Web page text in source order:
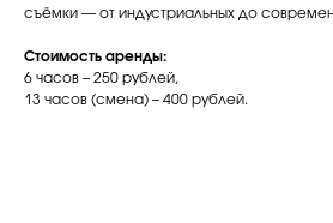
съёмки — от индустриальных до
Стоимость аренды:
6 часов – 250 рублей,
13 часов (смена) – 400 рублей.